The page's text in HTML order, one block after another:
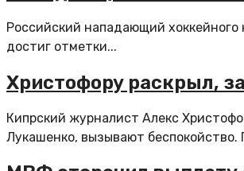
Российский нападающий
достиг отметки...
Христофору раскрыл,
Кипрский журналист Алекс
Лукашенко, вызывают беспокойство.